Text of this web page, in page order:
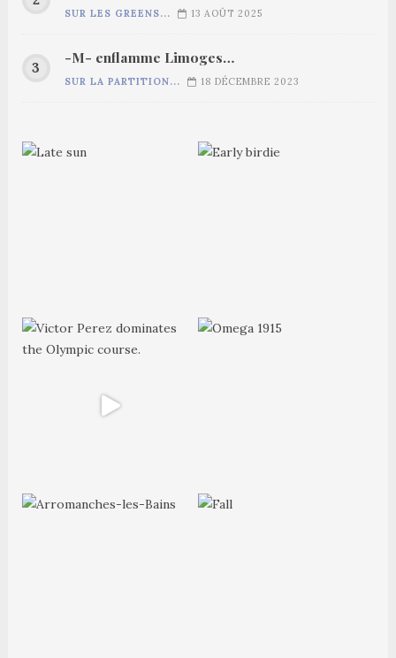
SUR LES GREENS... 13 AOÛT 2025
-M- enflamme Limoges…
SUR LA PARTITION... 18 DÉCEMBRE 2023